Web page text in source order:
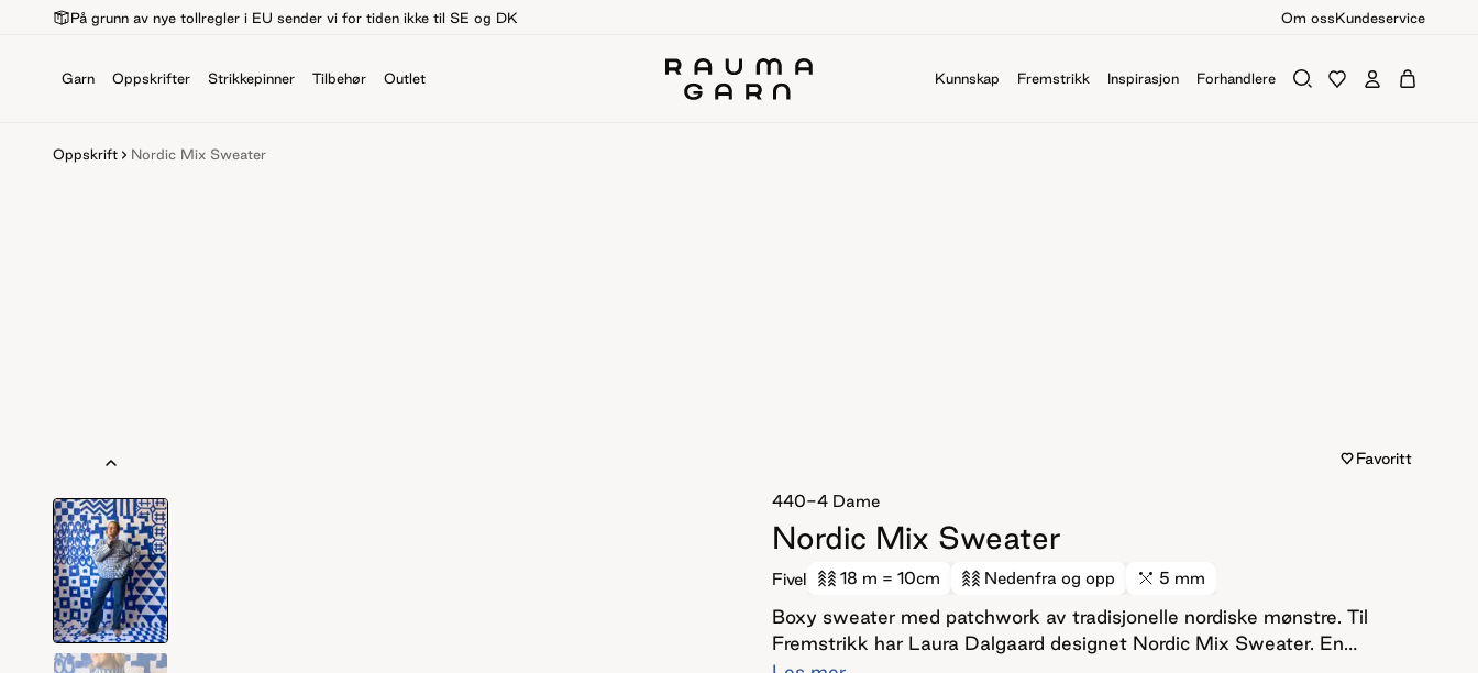
På grunn av nye tollregler i EU sender vi for tiden ikke til SE og DK Om ossKundeservice
Garn Oppskrifter Strikkepinner Tilbehør Outlet Kunnskap Fremstrikk Inspirasjon Forhandlere
Oppskrift Nordic Mix Sweater
Favoritt
440-4 Dame
Nordic Mix Sweater
Fivel 18 m = 10cm Nedenfra og opp 5 mm
Boxy sweater med patchwork av tradisjonelle nordiske mønstre. Til
Fremstrikk har Laura Dalgaard designet Nordic Mix Sweater. En